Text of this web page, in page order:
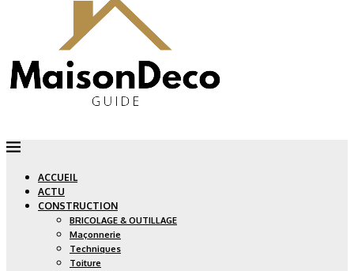
ACCUEIL
ACTU
CONSTRUCTION
BRICOLAGE & OUTILLAGE
Maçonnerie
Techniques
Toiture